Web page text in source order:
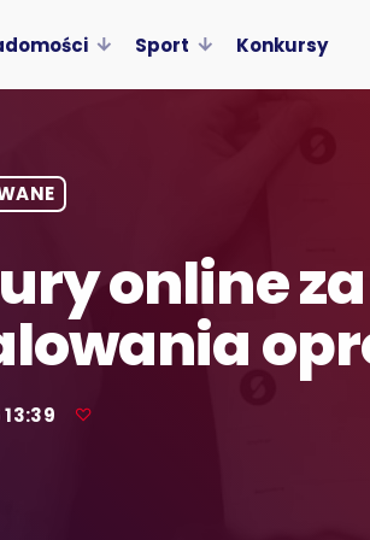
Sport Konkursy
online